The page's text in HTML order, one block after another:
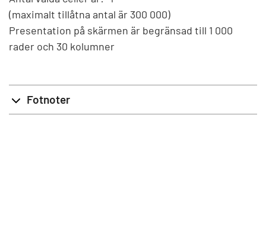
(maximalt tillåtna antal är 300 000)
Presentation på skärmen är begränsad till 1 000
rader och 30 kolumner
Fotnoter